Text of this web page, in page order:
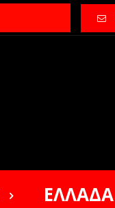
ΕΛΛΑΔΑ